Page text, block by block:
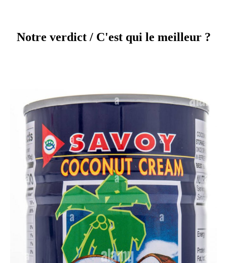
Notre verdict / C'est qui le meilleur ?